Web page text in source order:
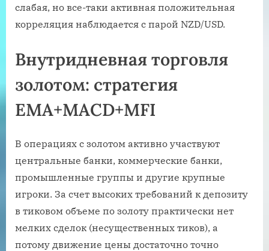
слабая, но все-таки активная положительная
корреляция наблюдается с парой NZD/USD.
Внутридневная торговля
золотом: стратегия
EMA+MACD+MFI
В операциях с золотом активно участвуют
центральные банки, коммерческие банки,
промышленные группы и другие крупные
игроки. За счет высоких требований к депозиту
в тиковом объеме по золоту практически нет
мелких сделок (несущественных тиков), а
потому движение цены достаточно точно